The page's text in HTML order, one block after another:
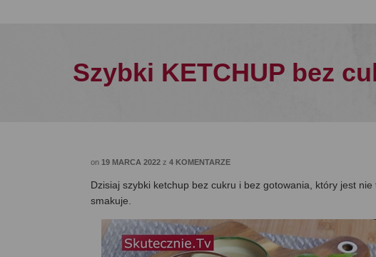
Szybki KETCHUP bez
on 19 MARCA 2022 z 4 KOMENTARZE
Dzisiaj szybki ketchup bez cukru i bez gotowania, który jest
smakuje.